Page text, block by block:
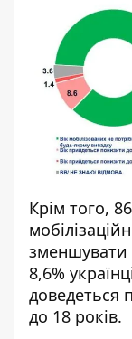
Крім того,
зменшувати
8,6%
доведеться
до 18 років.